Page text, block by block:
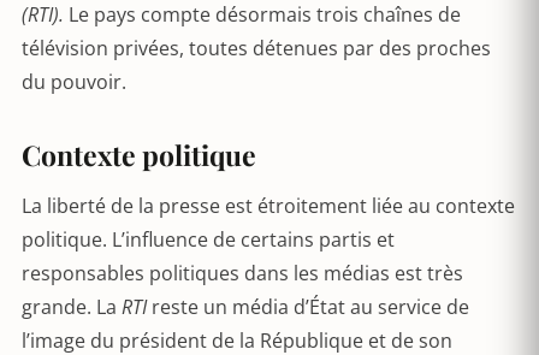
(RTI). Le pays compte désormais trois chaînes de
télévision privées, toutes détenues par des proches
du pouvoir.
Contexte politique
La liberté de la presse est étroitement liée au contexte
politique. L’influence de certains partis et
responsables politiques dans les médias est très
grande. La RTIreste un média d’État au service de
l’image du président de la République et de son